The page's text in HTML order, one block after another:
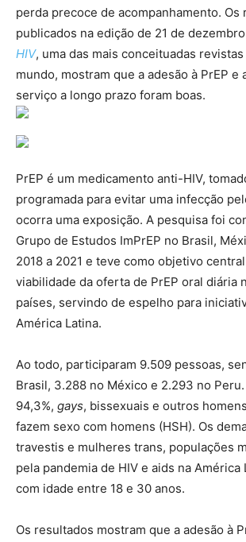
perda precoce de acompanhamento. Os
publicados na edição de 21 de
HIV, uma das mais conceituadas
mundo, mostram que a adesão à PrEP e
serviço a longo prazo foram boas.
PrEP é um medicamento anti-HIV,
programada para evitar uma infecção
ocorra uma exposição. A pesquisa foi
Grupo de Estudos ImPrEP no Brasil,
2018 a 2021 e teve como objetivo
viabilidade da oferta de PrEP oral diária
países, servindo de espelho para
América Latina.
Ao todo, participaram 9.509 pessoas,
Brasil, 3.288 no México e 2.293 no
94,3%, gays, bissexuais e outros
fazem sexo com homens (HSH). Os
travestis e mulheres trans, populações
pela pandemia de HIV e aids na América
com idade entre 18 e 30 anos.
Os resultados mostram que a adesão à